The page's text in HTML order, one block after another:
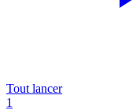
Tout lancer
1